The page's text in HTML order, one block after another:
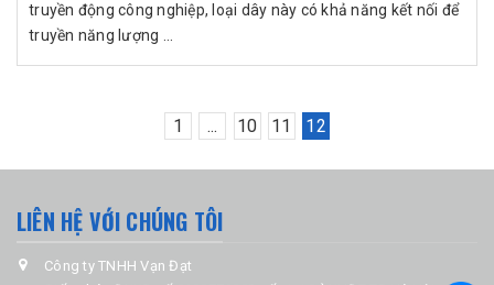
truyền động công nghiệp, loại dây này có khả năng kết nối để
truyền năng lượng ...
1 ... 10 11 12
LIÊN HỆ VỚI CHÚNG TÔI
Công ty TNHH Vạn Đạt